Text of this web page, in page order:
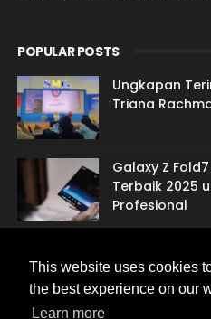
This website uses cookies
the best experience on our
Learn more
POPULAR POSTS
Ungkapan
Triana
Galaxy Z
Terbaik 2025
Profesional
Jasa Sulih
Gandem